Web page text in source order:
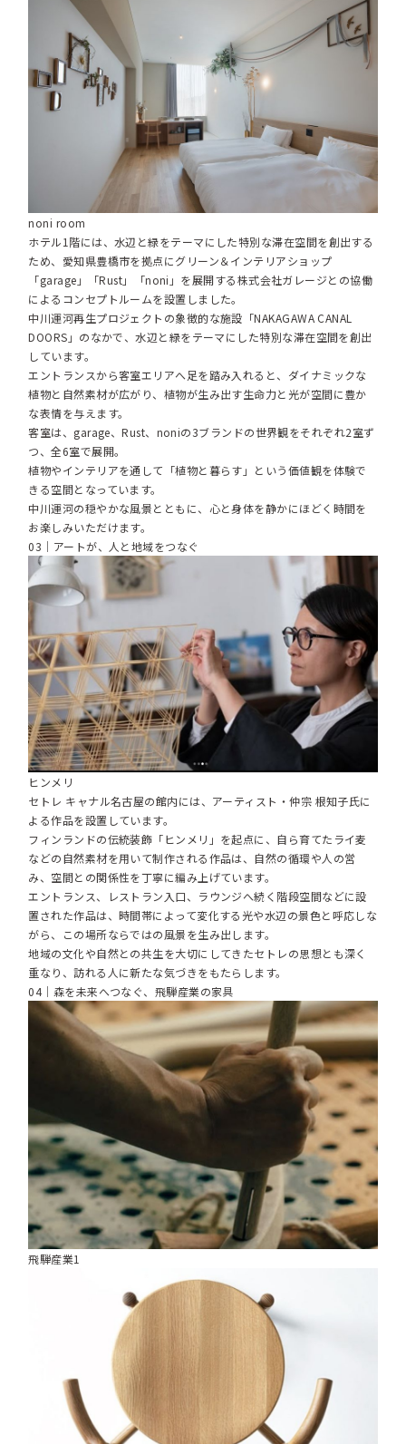
noni room
ホテル1階には、水辺と緑をテーマにした特別な滞在空間を創出する
ため、愛知県豊橋市を拠点にグリーン＆インテリアショップ
「garage」「Rust」「noni」を展開する株式会社ガレージとの協働
によるコンセプトルームを設置しました。
中川運河再生プロジェクトの象徴的な施設「NAKAGAWA CANAL
DOORS」のなかで、水辺と緑をテーマにした特別な滞在空間を創出
しています。
エントランスから客室エリアへ足を踏み入れると、ダイナミックな
植物と自然素材が広がり、植物が生み出す生命力と光が空間に豊か
な表情を与えます。
客室は、garage、Rust、noniの3ブランドの世界観をそれぞれ2室ず
つ、全6室で展開。
植物やインテリアを通して「植物と暮らす」という価値観を体験で
きる空間となっています。
中川運河の穏やかな風景とともに、心と身体を静かにほどく時間を
お楽しみいただけます。
03｜アートが、人と地域をつなぐ
ヒンメリ
セトレ キャナル名古屋の館内には、アーティスト・仲宗 根知子氏に
よる作品を設置しています。
フィンランドの伝統装飾「ヒンメリ」を起点に、自ら育てたライ麦
などの自然素材を用いて制作される作品は、自然の循環や人の営
み、空間との関係性を丁寧に編み上げています。
エントランス、レストラン入口、ラウンジへ続く階段空間などに設
置された作品は、時間帯によって変化する光や水辺の景色と呼応しな
がら、この場所ならではの風景を生み出します。
地域の文化や自然との共生を大切にしてきたセトレの思想とも深く
重なり、訪れる人に新たな気づきをもたらします。
04｜森を未来へつなぐ、飛騨産業の家具
飛騨産業1